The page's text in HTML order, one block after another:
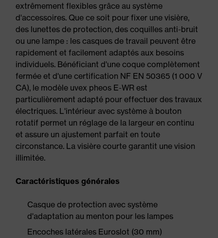
extrêmement flexibles grâce au système
d'accessoires. Que ce soit pour fixer une visière,
des lunettes de protection, des coquilles anti-bruit
ou une lampe : les casques de travail peuvent être
rapidement et facilement adaptés aux besoins
individuels. Bénéficiant d'une coque complètement
fermée et d'une certification NF EN 50365 (1 000 V
CA), le modèle uvex pheos E-WR est
particulièrement adapté pour effectuer des travaux
électriques. L'intérieur avec système à bouton
rotatif permet un réglage de la largeur en continu
et assure un ajustement parfait en toute
circonstance. La visière courte garantit une vision
illimitée.
Caractéristiques générales
Casque de protection avec système
d'adaptation au menton pour les lampes
Encoches latérales Euroslot (30 mm)